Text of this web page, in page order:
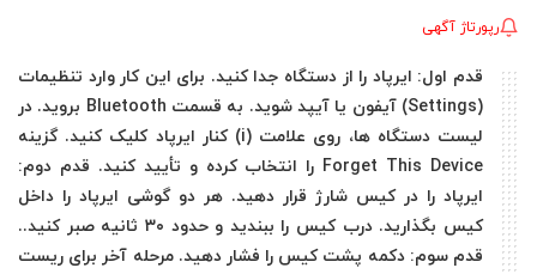
رپورتاژ آگهی
قدم اول: ایرپاد را از دستگاه جدا کنید. برای این کار وارد تنظیمات
(Settings) آیفون یا آیپد شوید. به قسمت Bluetooth بروید. در
لیست دستگاه ها، روی علامت (i) کنار ایرپاد کلیک کنید. گزینه
Forget This Device را انتخاب کرده و تأیید کنید. قدم دوم:
ایرپاد را در کیس شارژ قرار دهید. هر دو گوشی ایرپاد را داخل
کیس بگذارید. درب کیس را ببندید و حدود ۳۰ ثانیه صبر کنید..
قدم سوم: دکمه پشت کیس را فشار دهید. مرحله آخر برای ریست